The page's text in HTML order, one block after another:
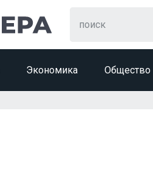
Экономика Общество